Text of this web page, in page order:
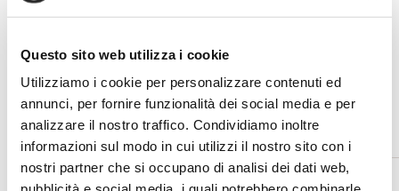
Questo sito web utilizza i cookie
Utilizziamo i cookie per personalizzare contenuti ed
annunci, per fornire funzionalità dei social media e per
analizzare il nostro traffico. Condividiamo inoltre
informazioni sul modo in cui utilizzi il nostro sito con i
nostri partner che si occupano di analisi dei dati web,
Nome e
Cognome
Email Telefono